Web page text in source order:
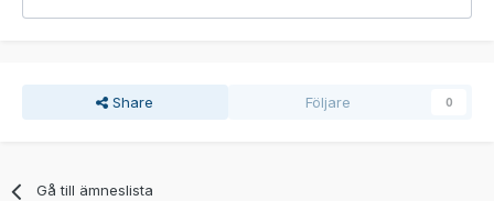
Share Följare 0
Gå till ämneslista